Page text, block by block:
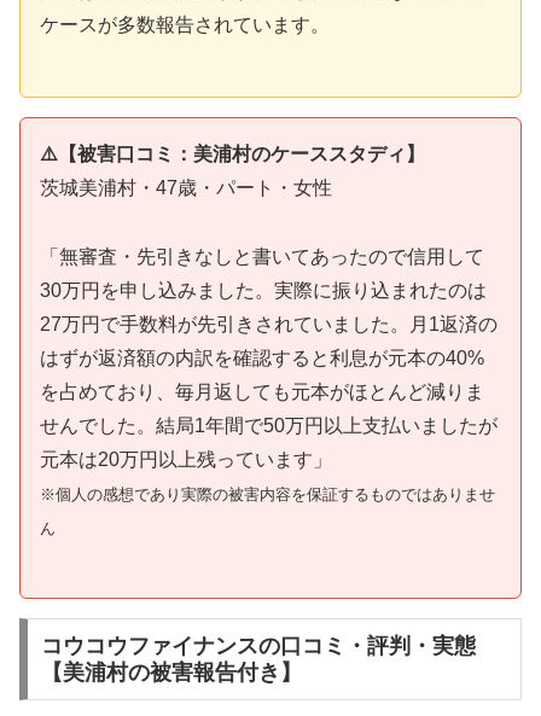
ケースが多数報告されています。
⚠️【被害口コミ：美浦村のケーススタディ】
茨城美浦村・47歳・パート・女性
「無審査・先引きなしと書いてあったので信用して
30万円を申し込みました。実際に振り込まれたのは
27万円で手数料が先引きされていました。月1返済の
はずが返済額の内訳を確認すると利息が元本の40%
を占めており、毎月返しても元本がほとんど減りま
せんでした。結局1年間で50万円以上支払いましたが
元本は20万円以上残っています」
※個人の感想であり実際の被害内容を保証するものではありませ
ん
コウコウファイナンスの口コミ・評判・実態
【美浦村の被害報告付き】